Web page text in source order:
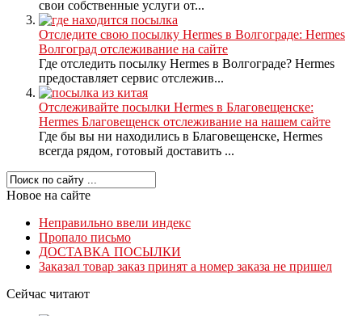
свои собственные услуги от...
Отследите свою посылку Hermes в Волгограде: Hermes
Волгоград отслеживание на сайте
Где отследить посылку Hermes в Волгограде? Hermes
предоставляет сервис отслежив...
Отслеживайте посылки Hermes в Благовещенске:
Hermes Благовещенск отслеживание на нашем сайте
Где бы вы ни находились в Благовещенске, Hermes
всегда рядом, готовый доставить ...
Новое на сайте
Неправильно ввели индекс
Пропало письмо
ДОСТАВКА ПОСЫЛКИ
Заказал товар заказ принят а номер заказа не пришел
Сейчас читают